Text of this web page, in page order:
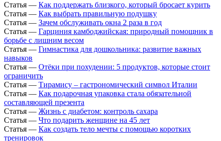
Статья — Как поддержать близкого, который бросает курить
Статья — Как выбрать правильную подушку
Статья — Зачем обслуживать окна 2 раза в год
Статья — Гарциния камбоджийская: природный помощник в
борьбе с лишним весом
Статья — Гимнастика для дошкольника: развитие важных
навыков
Статья — Отёки при похудении: 5 продуктов, которые стоит
ограничить
Статья — Тирамису – гастрономический символ Италии
Статья — Как подарочная упаковка стала обязательной
составляющей презента
Статья — Жизнь с диабетом: контроль сахара
Статья — Что подарить женщине на 45 лет
Статья — Как создать тело мечты с помощью коротких
тренировок